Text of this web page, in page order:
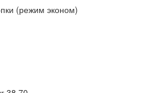
(режим эконом)